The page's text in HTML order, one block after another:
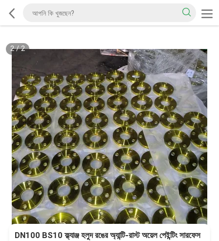
2/2
DN100 BS10 ফ্ল্যাঞ্জ হলুদ রঙের অ্যান্টি-রাস্ট অয়েল পেইন্টিং সারফেস